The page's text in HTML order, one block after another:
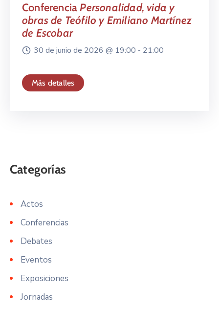
ConferenciaPersonalidad, vida y
obras de Teófilo y Emiliano Martínez
de Escobar
30 de junio de 2026 @ 19:00 - 21:00
Más detalles
Actos
Conferencias
Debates
Eventos
Exposiciones
Jornadas